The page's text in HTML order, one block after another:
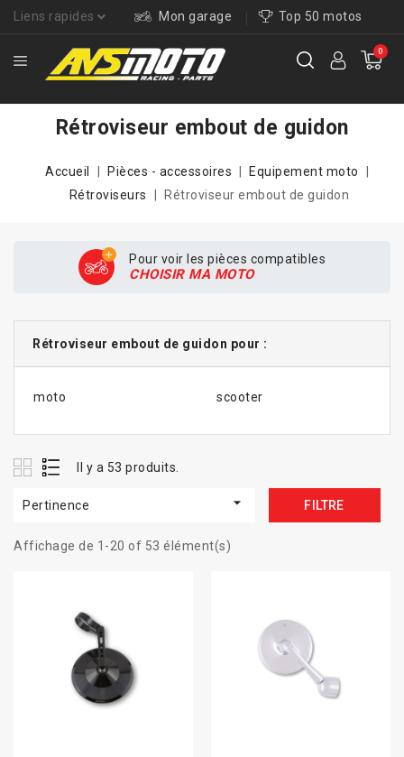
Liens rapides Mon garage Top 50 motos
0
Rétroviseur embout de guidon
Accueil Pièces - accessoires
Equipement moto
Rétroviseurs
Rétroviseur embout de guidon
Pour voir les pièces compatibles
CHOISIR MA MOTO
Rétroviseur embout de guidon pour :
moto scooter
Il y a 53 produits.
Pertinence  FILTRE
Affichage de 1-20 of 53 élément(s)